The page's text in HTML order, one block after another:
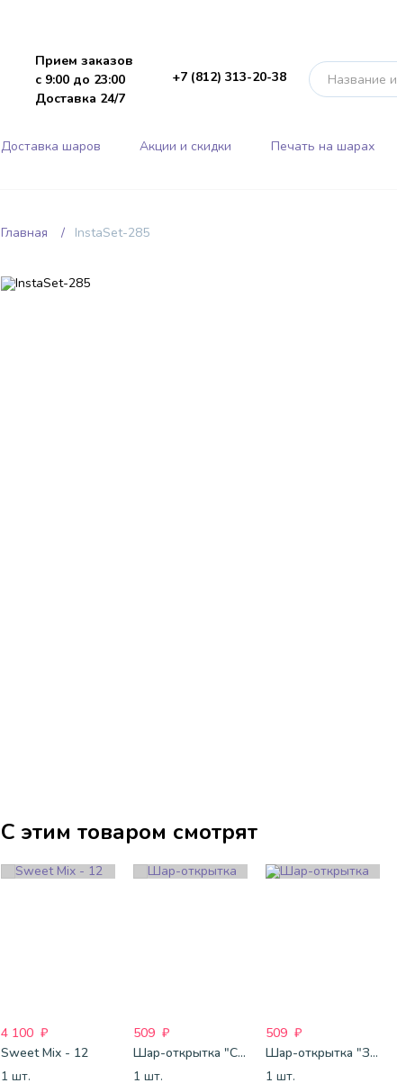
Прием заказов
с 9:00 до 23:00
Доставка 24/7
+7 (812) 313-20-38
Доставка шаров Акции и скидки Печать на шарах
Главная InstaSet-285
С этим товаром смотрят
4 100 ₽
Sweet Mix - 12
1 шт.
509 ₽
Шар-открытка "Сердце" (45 см) - 2
1 шт.
509 ₽
Шар-открытка "Звезда" (45 см) - 1
1 шт.